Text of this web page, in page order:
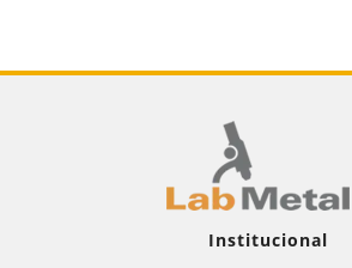
Ensaio de impacto charpy e izod
Ensaio metalográfico
Ensaio metalográfico aço
Ensaios físicos mecânicos
Institucional